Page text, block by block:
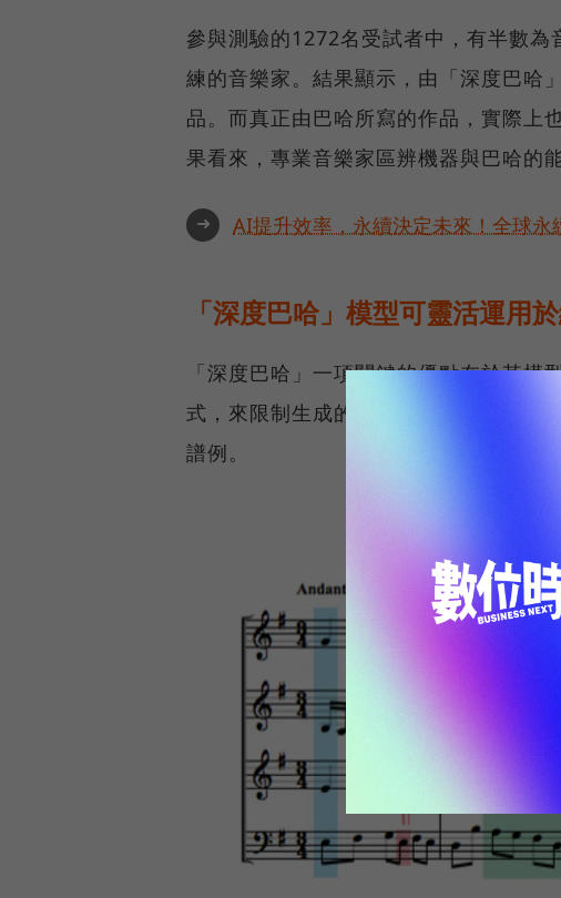
參與測驗的1272名受試者中，有半數
練的音樂家。結果顯示，由「深度巴哈
品。而真正由巴哈所寫的作品，實際上
果看來，專業音樂家區辨機器與巴哈的
➜ AI提升效率，永續決定未來！全球
「深度巴哈」模型可靈活運用
「深度巴哈」一項關鍵的優點在於其
式，來限制生成的音樂，或是寫入一段
譜例。